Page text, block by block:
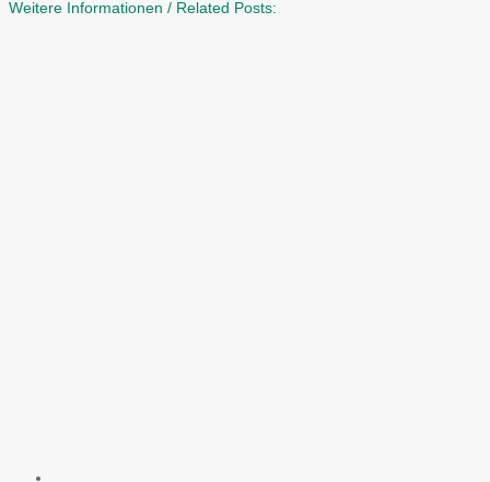
Weitere Informationen / Related Posts: